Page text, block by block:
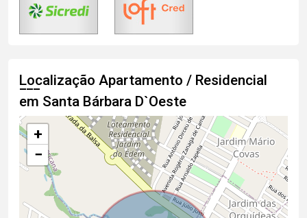
Localização Apartamento / Residencial
em Santa Bárbara D`Oeste
+
−